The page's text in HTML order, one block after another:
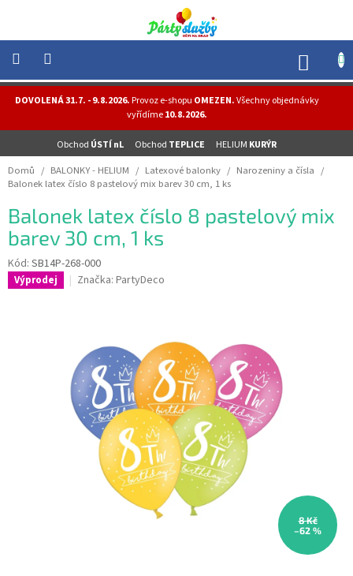
obsah
DOVOLENÁ 31.7. - 9.8.2026.Provoz e-shopu OMEZEN.Všechny objednávky
vyřídíme10.8.2026.
Obchod ÚSTÍ nL Obchod TEPLICE HELIUM KURÝR
NOVINKY
HELIUM
-
OSLAVY
MASKY
-
KOSTÝMY
Domů / BALONKY - HELIUM / Latexové balonky / Narozeniny a čísla /
Balonek latex číslo 8 pastelový mix barev 30 cm, 1 ks
Balonek latex číslo 8 pastelový mix
barev 30 cm, 1 ks
Kód: SB14P-268-000
Výprodej Značka: PartyDeco
8 Kč
–62 %